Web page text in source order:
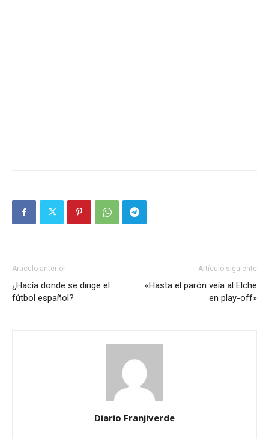
Artículo anterior
¿Hacía donde se dirige el
fútbol español?
Artículo siguiente
«Hasta el parón veía al Elche
en play-off»
Diario Franjiverde